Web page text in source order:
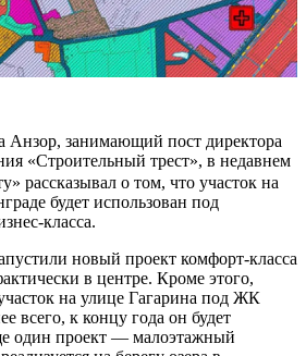
Анзор, занимающий пост директора
«Строительный трест», в недавнем
рассказывал о том, что участок на
будет использован под
класса.
новый проект комфорт-класса
в центре. Кроме этого,
на улице Гагарина под ЖК
всего, к концу года он будет
один проект — малоэтажный